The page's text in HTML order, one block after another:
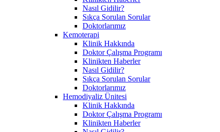
Nasıl Gidilir?
Sıkça Sorulan Sorular
Doktorlarımız
Kemoterapi
Klinik Hakkında
Doktor Çalışma Programı
Klinikten Haberler
Nasıl Gidilir?
Sıkça Sorulan Sorular
Doktorlarımız
Hemodiyaliz Ünitesi
Klinik Hakkında
Doktor Çalışma Programı
Klinikten Haberler